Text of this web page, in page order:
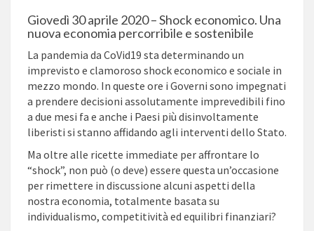
Giovedì 30 aprile 2020 – Shock economico. Una
nuova economia percorribile e sostenibile
La pandemia da CoVid19 sta determinando un
imprevisto e clamoroso shock economico e sociale in
mezzo mondo. In queste ore i Governi sono impegnati
a prendere decisioni assolutamente imprevedibili fino
a due mesi fa e anche i Paesi più disinvoltamente
liberisti si stanno affidando agli interventi dello Stato.
Ma oltre alle ricette immediate per affrontare lo
“shock”, non può (o deve) essere questa un’occasione
per rimettere in discussione alcuni aspetti della
nostra economia, totalmente basata su
individualismo, competitività ed equilibri finanziari?